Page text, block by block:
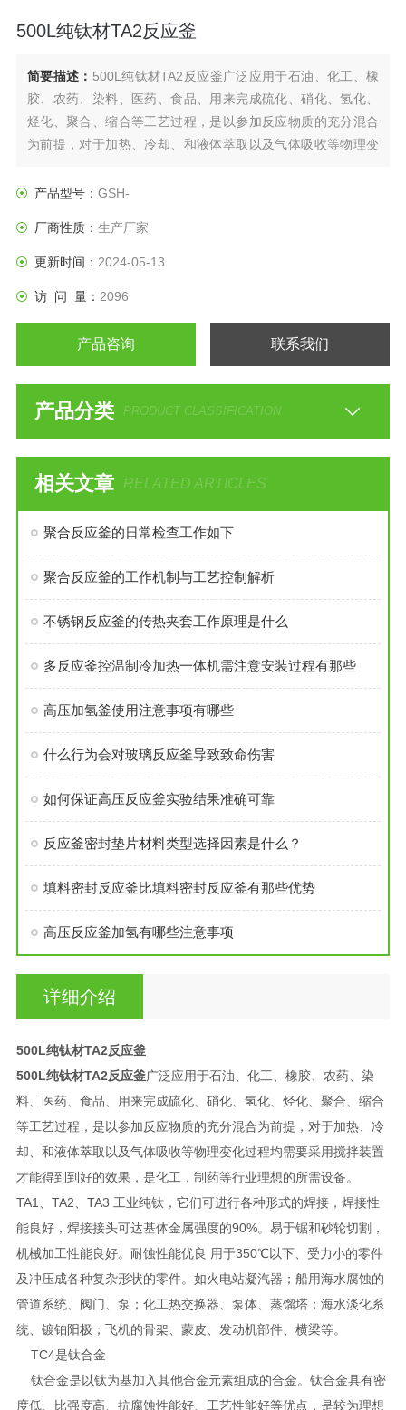
500L纯钛材TA2反应釜
简要描述： 500L纯钛材TA2反应釜广泛应用于石油、化工、橡
胶、农药、染料、医药、食品、用来完成硫化、硝化、氢化、
烃化、聚合、缩合等工艺过程，是以参加反应物质的充分混合
为前提，对于加热、冷却、和液体萃取以及气体吸收等物理变
药等行业理想的所需设备。
产品型号： GSH-
厂商性质： 生产厂家
更新时间： 2024-05-13
访 问 量： 2096
产品咨询 联系我们
产品分类 PRODUCT CLASSIFICATION
相关文章 RELATED ARTICLES
聚合反应釜的日常检查工作如下
聚合反应釜的工作机制与工艺控制解析
不锈钢反应釜的传热夹套工作原理是什么
多反应釜控温制冷加热一体机需注意安装过程有那些
高压加氢釜使用注意事项有哪些
什么行为会对玻璃反应釜导致致命伤害
如何保证高压反应釜实验结果准确可靠
反应釜密封垫片材料类型选择因素是什么？
填料密封反应釜比填料密封反应釜有那些优势
高压反应釜加氢有哪些注意事项
详细介绍
500L纯钛材TA2反应釜
500L纯钛材TA2反应釜广泛应用于石油、化工、橡胶、农药、染
料、医药、食品、用来完成硫化、硝化、氢化、烃化、聚合、缩合
等工艺过程，是以参加反应物质的充分混合为前提，对于加热、冷
却、和液体萃取以及气体吸收等物理变化过程均需要采用搅拌装置
才能得到到好的效果，是化工，制药等行业理想的所需设备。
TA1、TA2、TA3 工业纯钛，它们可进行各种形式的焊接，焊接性
能良好，焊接接头可达基体金属强度的90%。易于锯和砂轮切割，
机械加工性能良好。耐蚀性能优良 用于350℃以下、受力小的零件
及冲压成各种复杂形状的零件。如火电站凝汽器；船用海水腐蚀的
管道系统、阀门、泵；化工热交换器、泵体、蒸馏塔；海水淡化系
统、镀铂阳极；飞机的骨架、蒙皮、发动机部件、横梁等。
TC4是钛合金
钛合金是以钛为基加入其他合金元素组成的合金。钛合金具有密
度低、比强度高、抗腐蚀性能好、工艺性能好等优点，是较为理想